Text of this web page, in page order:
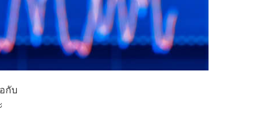
กับ